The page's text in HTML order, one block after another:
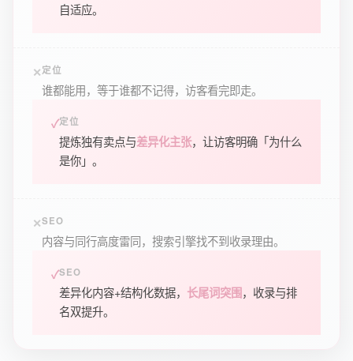
自适应。
定位
谁都能用，等于谁都不记得，访客看完即走。
定位
提炼独有卖点与差异化主张，让访客明确「为什么
是你」。
SEO
内容与同行高度雷同，搜索引擎找不到收录理由。
SEO
差异化内容+结构化数据， 长尾词突围，收录与排
名双提升。